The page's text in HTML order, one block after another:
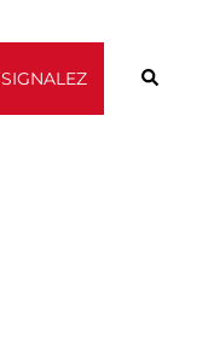
SIGNALEZ